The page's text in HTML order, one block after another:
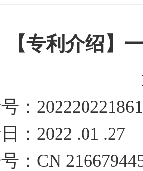
【专利介绍】
：
：2022 .01 .27
：CN